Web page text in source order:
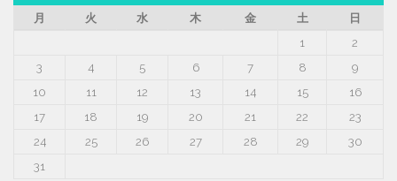
月
火 水 木 金 土
日
1
2
3
4 5 6 7 8
9
10
11 12 13 14 15
16
17
18 19 20 21 22
23
24
25 26 27 28 29
30
31